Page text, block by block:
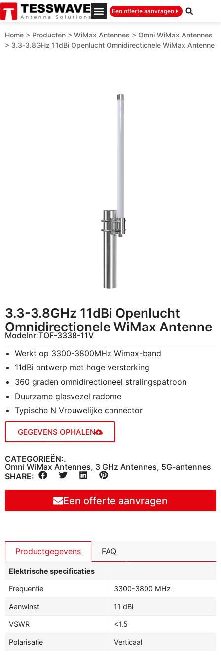
Een offerte aanvragen
Home > Producten > WiMax Antennes > Omni WiMax Antennes
> 3.3-3.8GHz 11dBi Openlucht Omnidirectionele WiMax Antenne
3.3-3.8GHz 11dBi Openlucht
Omnidirectionele WiMax Antenne
Modelnr:TOF-3338-11V
Werkt op 3300-3800MHz Wimax-band
11dBi ontwerp met hoge versterking
360 graden omnidirectioneel stralingspatroon
Duurzame glasvezel radome
Typische N Vrouwelijke connector
GEGEVENS OPHALEN
CATEGORIEËN:.
Omni WiMax Antennes, 3 GHz Antennes, 5G-antennes
SHARE:
Een offerte aanvragen
Productgegevens FAQ
Elektrische specificaties
Frequentie 3300-3800 MHz
Aanwinst 11 dBi
VSWR <1.5
Polarisatie Verticaal